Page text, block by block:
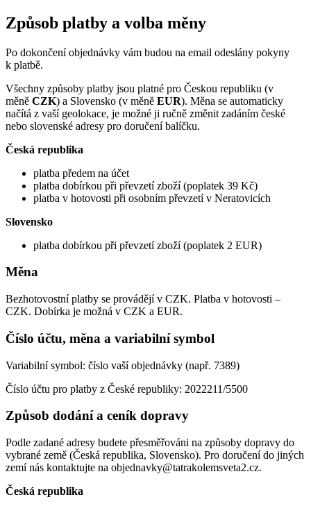
Způsob platby a volba měny
Po dokončení objednávky vám budou na email odeslány pokyny
k platbě.
Všechny způsoby platby jsou platné pro Českou republiku (v
měně CZK) a Slovensko (v měně EUR). Měna se automaticky
načítá z vaší geolokace, je možné ji ručně změnit zadáním české
nebo slovenské adresy pro doručení balíčku.
Česká republika
platba předem na účet
platba dobírkou při převzetí zboží (poplatek 39 Kč)
platba v hotovosti při osobním převzetí v Neratovicích
Slovensko
platba dobírkou při převzetí zboží (poplatek 2 EUR)
Měna
Bezhotovostní platby se provádějí v CZK. Platba v hotovosti –
CZK. Dobírka je možná v CZK a EUR.
Číslo účtu, měna a variabilní symbol
Variabilní symbol: číslo vaší objednávky (např. 7389)
Číslo účtu pro platby z České republiky: 2022211/5500
Způsob dodání a ceník dopravy
Podle zadané adresy budete přesměřováni na způsoby dopravy do
vybrané země (Česká republika, Slovensko). Pro doručení do jiných
zemí nás kontaktujte na objednavky@tatrakolemsveta2.cz.
Česká republika